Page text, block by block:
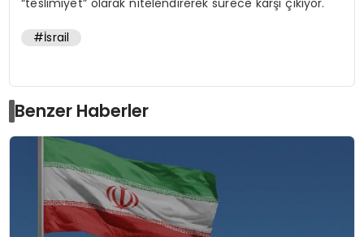
“teslimiyet” olarak nitelendirerek sürece karşı çıkıyor.
#İsrail
Benzer Haberler